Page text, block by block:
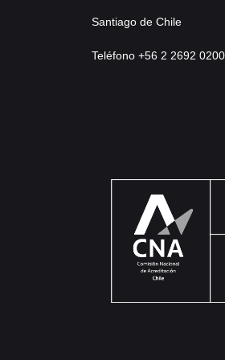
Santiago de Chile
Teléfono +56 2 2692 0200